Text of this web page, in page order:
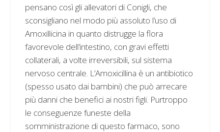
pensano così gli allevatori di Conigli, che
sconsigliano nel modo più assoluto l’uso di
Amoxillicina in quanto distrugge la flora
favorevole dell’intestino, con gravi effetti
collaterali, a volte irreversibili, sul sistema
nervoso centrale. L’Amoxicillina è un antibiotico
(spesso usato dai bambini) che può arrecare
più danni che benefici ai nostri figli. Purtroppo
le conseguenze funeste della
somministrazione di questo farmaco, sono